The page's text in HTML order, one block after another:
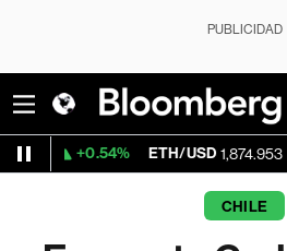
PUBLICIDAD
ETH/USD 1,874.953 +0.40%
CHILE